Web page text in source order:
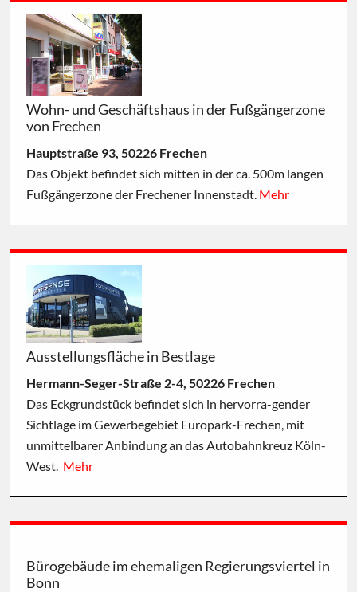
Wohn- und Geschäftshaus in der Fußgängerzone
von Frechen
Hauptstraße 93, 50226 Frechen
Das Objekt befindet sich mitten in der ca. 500m langen
Fußgängerzone der Frechener Innenstadt. Mehr
Ausstellungsfläche in Bestlage
Hermann-Seger-Straße 2-4, 50226 Frechen
Das Eckgrundstück befindet sich in hervorra-gender
Sichtlage im Gewerbegebiet Europark-Frechen, mit
unmittelbarer Anbindung an das Autobahnkreuz Köln-
West. Mehr
Bürogebäude im ehemaligen Regierungsviertel in
Bonn